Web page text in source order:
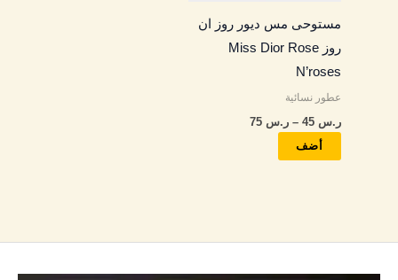
مستوحى مس ديور روز ان
روز Miss Dior Rose
N’roses
عطور نسائية
ر.س – ر.س
أضف
المنتج